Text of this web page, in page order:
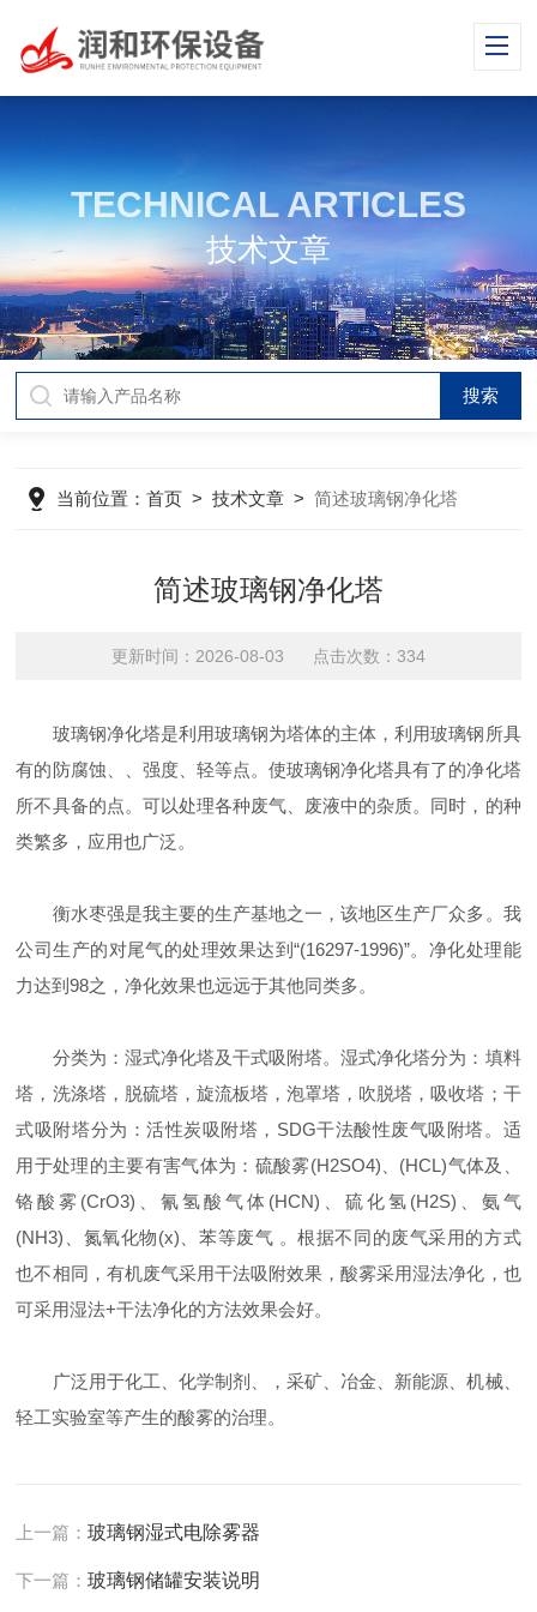
TECHNICAL ARTICLES
技术文章
当前位置：首页 >技术文章 >简述玻璃钢净化塔
简述玻璃钢净化塔
更新时间：2026-08-03 点击次数：334
玻璃钢净化塔是利用玻璃钢为塔体的主体，利用玻璃钢所具
有的防腐蚀、、强度、轻等点。使玻璃钢净化塔具有了的净化塔
所不具备的点。可以处理各种废气、废液中的杂质。同时，的种
类繁多，应用也广泛。
衡水枣强是我主要的生产基地之一，该地区生产厂众多。我
公司生产的对尾气的处理效果达到“(16297-1996)”。净化处理能
力达到98之，净化效果也远远于其他同类多。
分类为：湿式净化塔及干式吸附塔。湿式净化塔分为：填料
塔，洗涤塔，脱硫塔，旋流板塔，泡罩塔，吹脱塔，吸收塔；干
式吸附塔分为：活性炭吸附塔，SDG干法酸性废气吸附塔。适
用于处理的主要有害气体为：硫酸雾(H2SO4)、(HCL)气体及、
铬酸雾(CrO3)、氰氢酸气体(HCN)、硫化氢(H2S)、氨气
(NH3)、氮氧化物(x)、苯等废气 。根据不同的废气采用的方式
也不相同，有机废气采用干法吸附效果，酸雾采用湿法净化，也
可采用湿法+干法净化的方法效果会好。
广泛用于化工、化学制剂、，采矿、冶金、新能源、机械、
轻工实验室等产生的酸雾的治理。
上一篇：玻璃钢湿式电除雾器
下一篇：玻璃钢储罐安装说明